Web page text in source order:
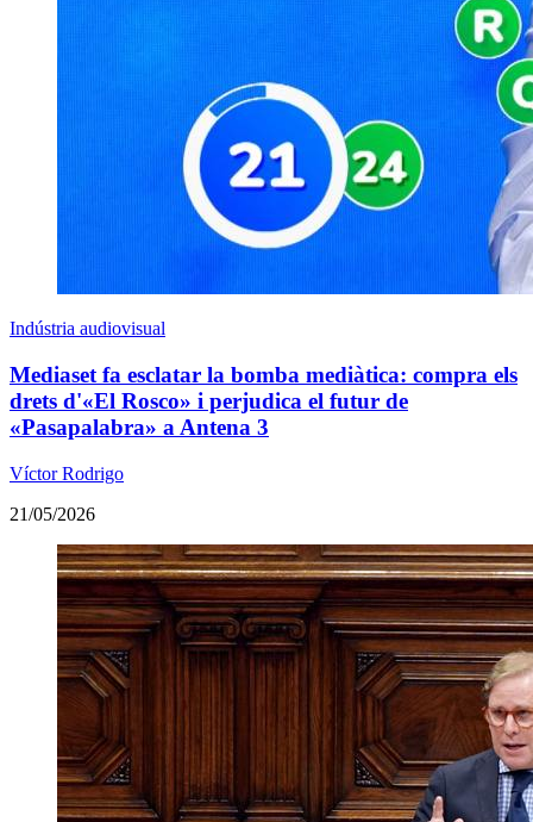
Indústria audiovisual
Mediaset fa esclatar la bomba mediàtica: compra els
drets d'«El Rosco» i perjudica el futur de
«Pasapalabra» a Antena 3
Víctor Rodrigo
21/05/2026